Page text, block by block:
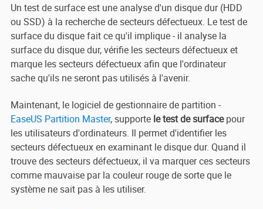
Un test de surface est une analyse d'un disque dur (HDD
ou SSD) à la recherche de secteurs défectueux. Le test de
surface du disque fait ce qu'il implique - il analyse la
surface du disque dur, vérifie les secteurs défectueux et
marque les secteurs défectueux afin que l'ordinateur
sache qu'ils ne seront pas utilisés à l'avenir.
Maintenant, le logiciel de gestionnaire de partition -
EaseUS Partition Master, supportele test de surfacepour
les utilisateurs d'ordinateurs. Il permet d'identifier les
secteurs défectueux en examinant le disque dur. Quand il
trouve des secteurs défectueux, il va marquer ces secteurs
comme mauvaise par la couleur rouge de sorte que le
système ne sait pas à les utiliser.